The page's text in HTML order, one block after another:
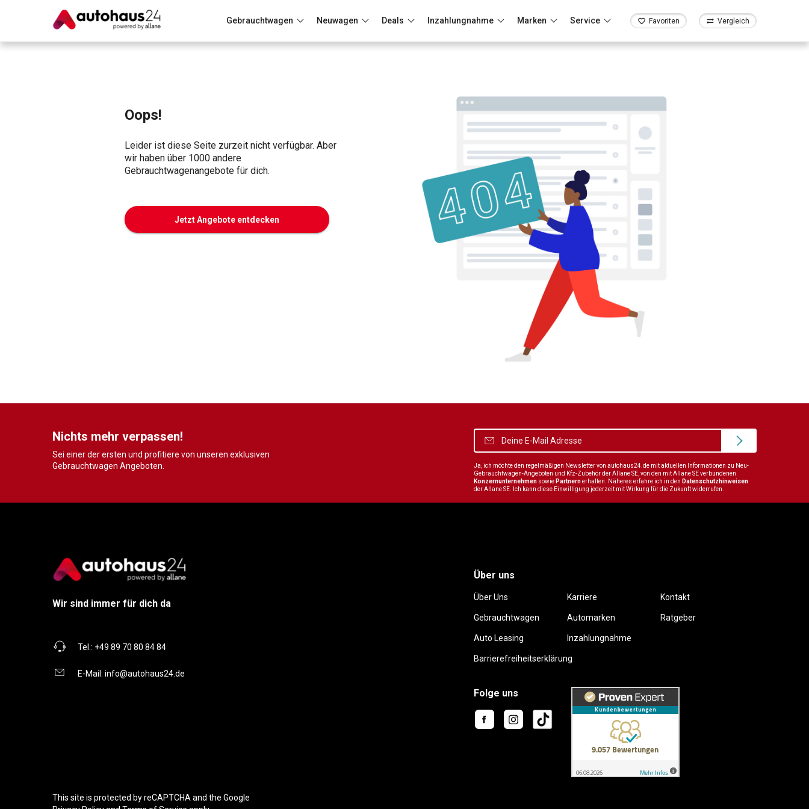
Gebrauchtwagen Neuwagen Deals Inzahlungnahme Marken Service Favoriten Vergleich
Oops!
Leider ist diese Seite zurzeit nicht verfügbar. Aber
wir haben über 1000 andere
Gebrauchtwagenangebote für dich.
Jetzt Angebote entdecken
Nichts mehr verpassen!
Sei einer der ersten und profitiere von unseren exklusiven
Gebrauchtwagen Angeboten.
Ja, ich möchte den regelmäßigen Newsletter von autohaus24.de mit aktuellen Informationen zu Neu-
Gebrauchtwagen-Angeboten und Kfz-Zubehör der Allane SE, von den mit Allane SE verbundenen
Konzernunternehmen sowie Partnernerhalten. Näheres erfahre ich in den Datenschutzhinweisen
der Allane SE. Ich kann diese Einwilligung jederzeit mit Wirkung für die Zukunft widerrufen.
Wir sind immer für dich da
Tel.: +49 89 70 80 84 84
E-Mail: info@autohaus24.de
Über uns
Über Uns Karriere Kontakt
Gebrauchtwagen Automarken Ratgeber
Auto Leasing Inzahlungnahme
Barrierefreiheitserklärung
Folge uns
This site is protected by reCAPTCHA and the Google